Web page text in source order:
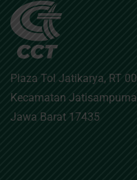
Plaza Tol Jatikarya, RT
Kecamatan
Jawa Barat 17435